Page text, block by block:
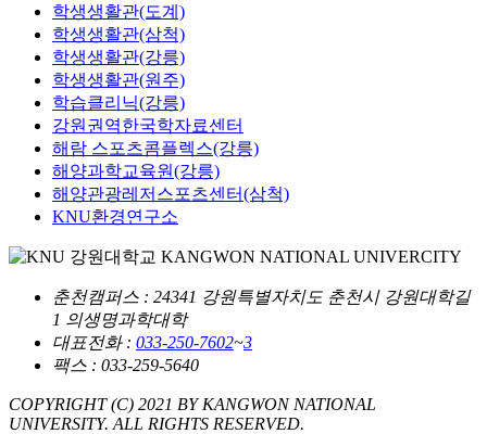
학생생활관(도계)
학생생활관(삼척)
학생생활관(강릉)
학생생활관(원주)
학습클리닉(강릉)
강원권역한국학자료센터
해람 스포츠콤플렉스(강릉)
해양과학교육원(강릉)
해양관광레저스포츠센터(삼척)
KNU환경연구소
춘천캠퍼스 : 24341 강원특별자치도 춘천시 강원대학길
1 의생명과학대학
대표전화 : 033-250-7602~3
팩스 : 033-259-5640
COPYRIGHT (C) 2021 BY KANGWON NATIONAL
UNIVERSITY. ALL RIGHTS RESERVED.